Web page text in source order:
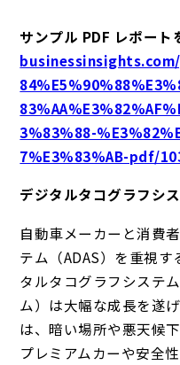
サンプル PDF レポート
3%83%88-
7%E3%83%AB-pdf/
デジタルタコグラフシ
自動車メーカーと消費
テム（ADAS）を重視
タルタコグラフシステ
ム）は大幅な成長を遂
は、暗い場所や悪天候
プレミアムカーや安全